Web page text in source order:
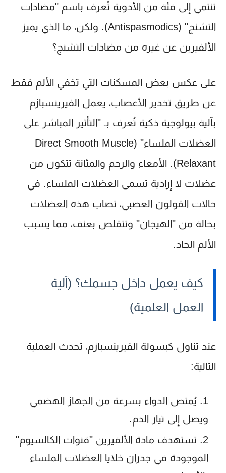
تنتمي إلى فئة من الأدوية تُعرف باسم "مضادات
التشنج" (Antispasmodics). ولكن، ما الذي يميز
الألفيرين عن غيره من مضادات التشنج؟
على عكس بعض المسكنات التي تخفي الألم فقط
عن طريق تخدير الأعصاب، يعمل الفيرينسبازم
بآلية بيولوجية ذكية تُعرف بـ "التأثير المباشر على
العضلات الملساء" (Direct Smooth Muscle
Relaxant). الأمعاء والرحم والمثانة تتكون من
عضلات لا إرادية تسمى العضلات الملساء. في
حالات القولون العصبي، تصاب هذه العضلات
بحالة من "الهيجان" وتتقلص بعنف، مما يسبب
الألم الحاد.
كيف يعمل داخل جسمك؟ (آلية
العمل العلمية)
عند تناول كبسولة الفيرينسبازم، تحدث العملية
التالية:
يُمتص الدواء بسرعة من الجهاز الهضمي
ويصل إلى تيار الدم.
تستهدف مادة الألفيرين "قنوات الكالسيوم"
الموجودة في جدران خلايا العضلات الملساء